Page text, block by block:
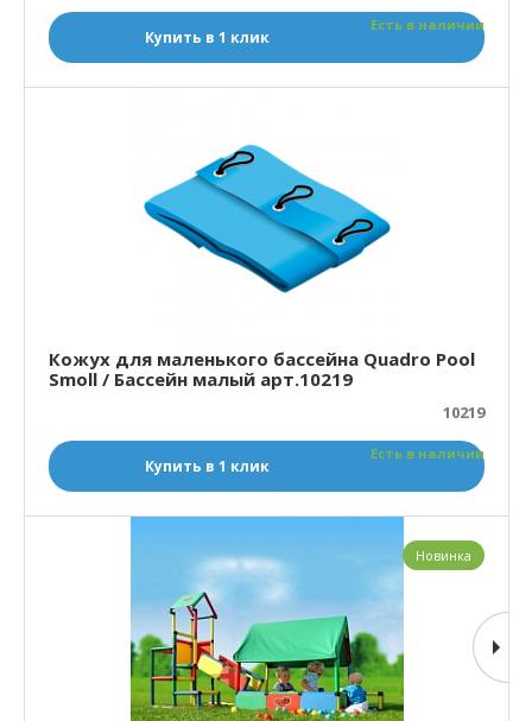
Есть в наличии
Купить в 1 клик
Кожух для маленького бассейна Quadro Pool
Smoll / Бассейн малый арт.10219
10219
Есть в наличии
Купить в 1 клик
Новинка